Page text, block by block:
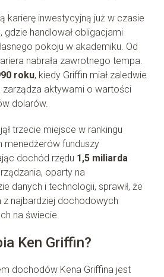
karierę inwestycyjną już w czasie
gdzie handlował obligacjami
pokoju w akademiku. Od
nabrała zawrotnego tempa.
roku, kiedy Griffin miał zaledwie
zarządza aktywami o wartości
dolarów.
trzecie miejsce w rankingu
menedżerów funduszy
dochód rzędu 1,5 miliarda
oparty na
danych i technologii, sprawił, że
z najbardziej dochodowych
na świecie.
Ken Griffin?
dochodów Kena Griffina jest